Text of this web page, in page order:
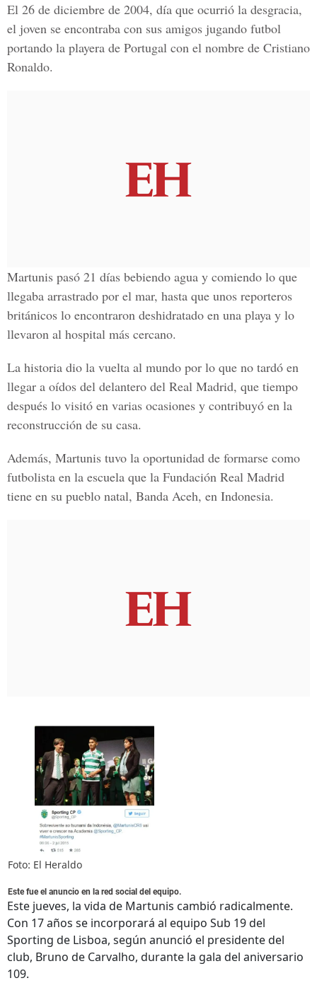
El 26 de diciembre de 2004, día que ocurrió la desgracia,
el joven se encontraba con sus amigos jugando futbol
portando la playera de Portugal con el nombre de Cristiano
Ronaldo.
Martunis pasó 21 días bebiendo agua y comiendo lo que
llegaba arrastrado por el mar, hasta que unos reporteros
británicos lo encontraron deshidratado en una playa y lo
llevaron al hospital más cercano.
La historia dio la vuelta al mundo por lo que no tardó en
llegar a oídos del delantero del Real Madrid, que tiempo
después lo visitó en varias ocasiones y contribuyó en la
reconstrucción de su casa.
Además, Martunis tuvo la oportunidad de formarse como
futbolista en la escuela que la Fundación Real Madrid
tiene en su pueblo natal, Banda Aceh, en Indonesia.
Foto: El Heraldo
Este fue el anuncio en la red social del equipo.
Este jueves, la vida de Martunis cambió radicalmente.
Con 17 años se incorporará al equipo Sub 19 del
Sporting de Lisboa, según anunció el presidente del
club, Bruno de Carvalho, durante la gala del aniversario
109.